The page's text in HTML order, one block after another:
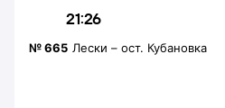
21:26
№665 Лески – ост. Кубановка